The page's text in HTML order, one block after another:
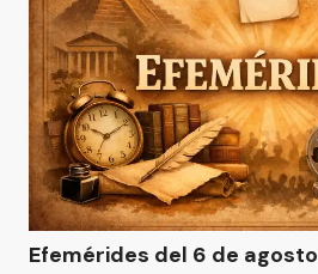
Efemérides del 6 de agosto